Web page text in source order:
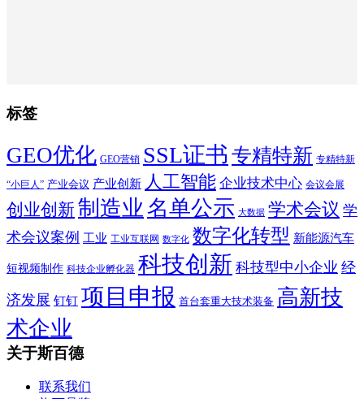
标签
GEO优化 GEO营销 SSL证书 专精特新 专精特新
“小巨人” 产业会议 产业创新 人工智能 企业技术中心 会议会展
创业创新制造业 名单公示 大数据 学术会议 学
术会议案例 工业 工业互联网 数字化 数字化转型 新能源汽车
短视频制作 科技企业孵化器 科技创新 科技型中小企业 经
济发展 钉钉 项目申报 首台套重大技术装备 高新技
术企业
关于斯百德
联系我们